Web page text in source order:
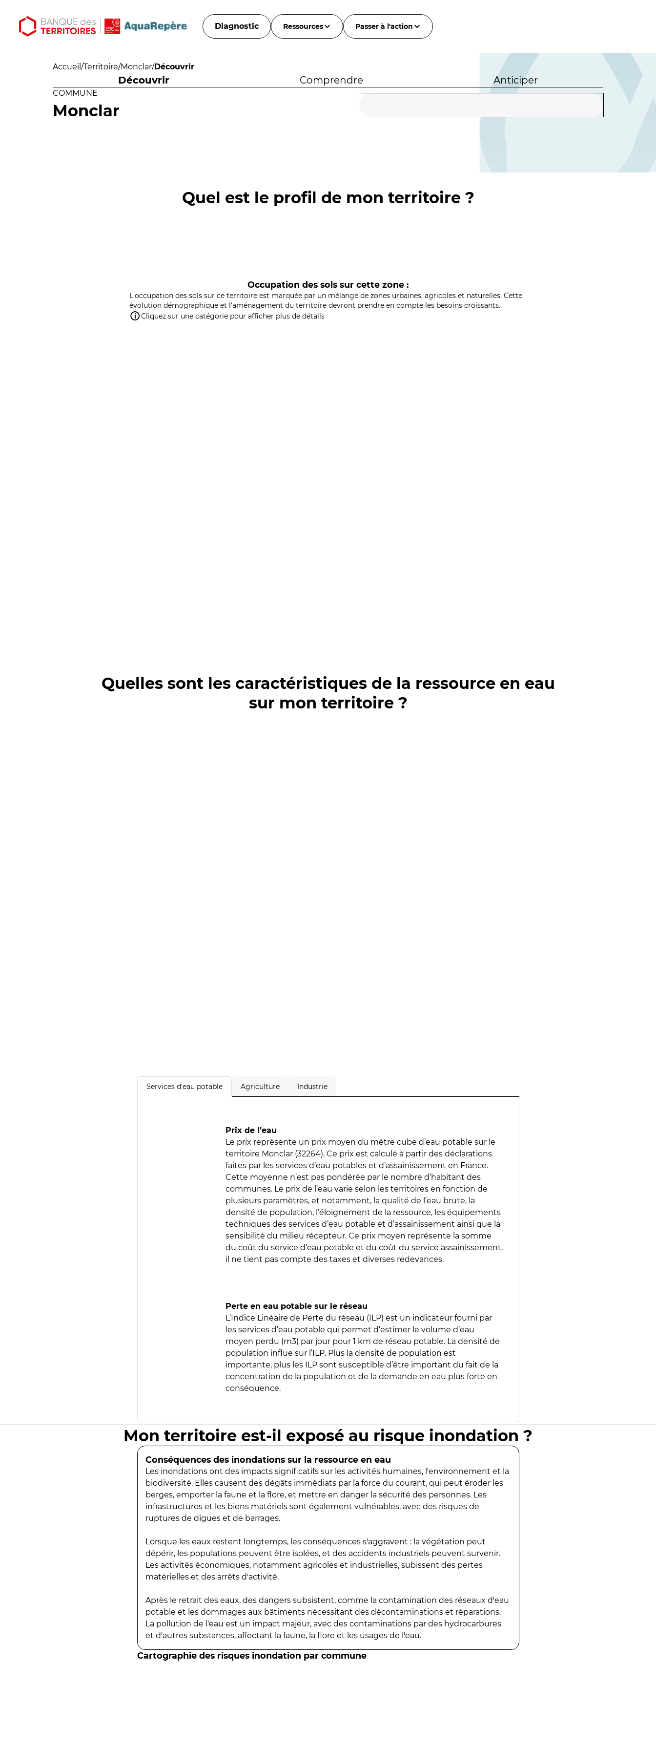
Diagnostic Ressources Passer à l'action
Accueil /Territoire/Monclar/Découvrir
Découvrir Comprendre Anticiper
COMMUNE
Monclar
Quel est le profil de mon territoire ?
Occupation des sols sur cette zone :
L'occupation des sols sur ce territoire est marquée par un mélange de zones urbaines, agricoles et naturelles. Cette
évolution démographique et l'aménagement du territoire devront prendre en compte les besoins croissants.
Cliquez sur une catégorie pour afficher plus de détails
Quelles sont les caractéristiques de la ressource en eau
sur mon territoire ?
Services d'eau potable Agriculture Industrie
Prix de l’eau
Le prix représente un prix moyen du mètre cube d’eau potable sur le
territoire Monclar (32264). Ce prix est calculé à partir des déclarations
faites par les services d’eau potables et d’assainissement en France.
Cette moyenne n’est pas pondérée par le nombre d’habitant des
communes. Le prix de l’eau varie selon les territoires en fonction de
plusieurs paramètres, et notamment, la qualité de l’eau brute, la
densité de population, l’éloignement de la ressource, les équipements
techniques des services d’eau potable et d’assainissement ainsi que la
sensibilité du milieu récepteur. Ce prix moyen représente la somme
du coût du service d’eau potable et du coût du service assainissement,
il ne tient pas compte des taxes et diverses redevances.
Perte en eau potable sur le réseau
L’Indice Linéaire de Perte du réseau (ILP) est un indicateur fourni par
les services d’eau potable qui permet d’estimer le volume d’eau
moyen perdu (m3) par jour pour 1 km de réseau potable. La densité de
population influe sur l’ILP. Plus la densité de population est
importante, plus les ILP sont susceptible d’être important du fait de la
concentration de la population et de la demande en eau plus forte en
conséquence.
Mon territoire est-il exposé au risque inondation ?
Conséquences des inondations sur la ressource en eau
Les inondations ont des impacts significatifs sur les activités humaines, l'environnement et la
biodiversité. Elles causent des dégâts immédiats par la force du courant, qui peut éroder les
berges, emporter la faune et la flore, et mettre en danger la sécurité des personnes. Les
infrastructures et les biens matériels sont également vulnérables, avec des risques de
ruptures de digues et de barrages.
Lorsque les eaux restent longtemps, les conséquences s'aggravent : la végétation peut
dépérir, les populations peuvent être isolées, et des accidents industriels peuvent survenir.
Les activités économiques, notamment agricoles et industrielles, subissent des pertes
matérielles et des arrêts d'activité.
Après le retrait des eaux, des dangers subsistent, comme la contamination des réseaux d'eau
potable et les dommages aux bâtiments nécessitant des décontaminations et réparations.
La pollution de l'eau est un impact majeur, avec des contaminations par des hydrocarbures
et d'autres substances, affectant la faune, la flore et les usages de l'eau.
Cartographie des risques inondation par commune